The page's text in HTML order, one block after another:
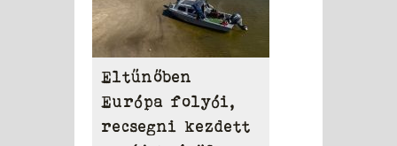
Eltűnőben
Európa folyói,
recsegni kezdett